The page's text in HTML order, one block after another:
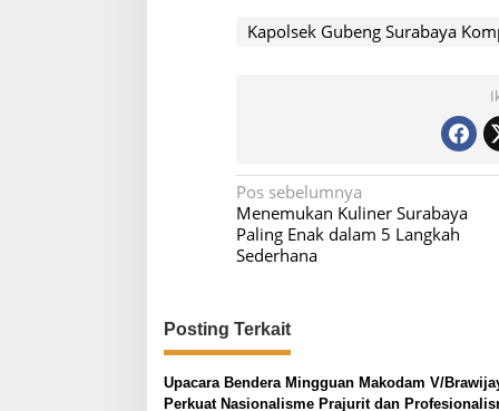
Kapolsek Gubeng Surabaya
N
a
v
g
a
s
Pos sebelumnya
Menemukan Kuliner Surabaya
Paling Enak dalam 5 Langkah
Sederhana
Posting Terkait
Upacara Bendera Mingguan Makodam V/
Perkuat Nasionalisme Prajurit dan